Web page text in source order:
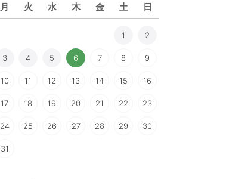
月 火 水 木 金 土 日
1 2
3 4 5 6 7 8 9
10 11 12 13 14 15 16
17 18 19 20 21 22 23
24 25 26 27 28 29 30
31